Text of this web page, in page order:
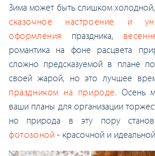
Зима может быть слишком
сказочное настроение и
оформления праздника,
романтика на фоне расцвета
сложно предсказуемой в плане
своей жарой, но это лучшее
праздником на природе
. Осень
ваши планы для организации
но природа в эту пору
фотозоной - красочной и